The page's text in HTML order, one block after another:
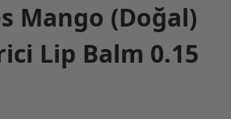
Mango (Doğal)
Lip Balm 0.15